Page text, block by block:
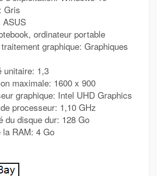
Gris
ASUS
ordinateur portable
graphique: Graphiques
unitaire: 1,3
maximale: 1600 x 900
graphique: Intel UHD Graphics
processeur: 1,10 GHz
du disque dur: 128 Go
la RAM: 4 Go